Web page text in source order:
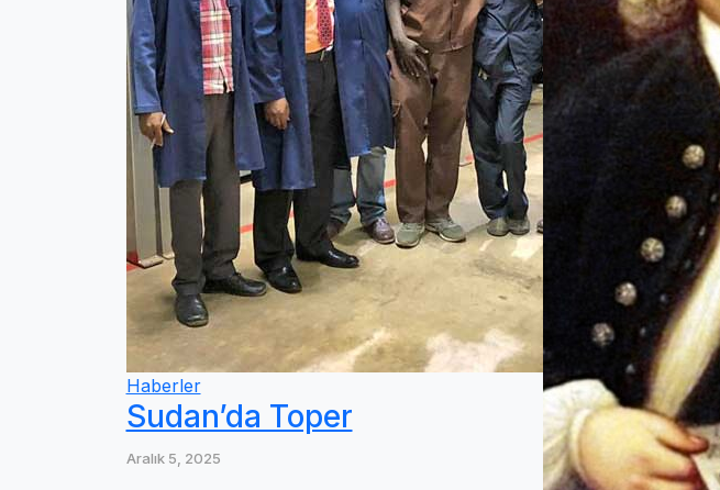
Haberler
Sudan’da Toper
Aralık 5, 2025